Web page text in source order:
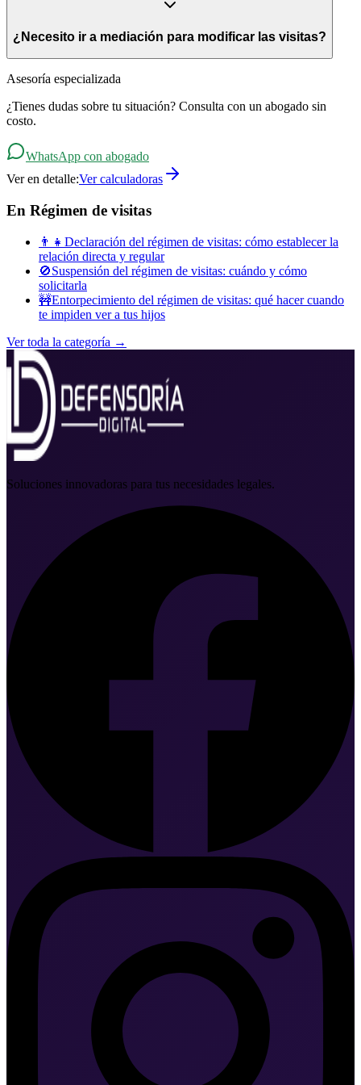
Si el régimen ya está modificado y existe incumplimiento, puedes
compensación de los días no cumplidos. También puedes solicitar la
suspensión o restricción de las visitas si el incumplimiento es
reiterado.
¿Necesito ir a mediación para modificar las visitas?
Sí, la mediación es una instancia previa y obligatoria para poder
mediación o una de las partes no participa, se emite un certificado de
mediación frustrada que te permite iniciar el proceso judicial.
Asesoría especializada
¿Tienes dudas sobre tu situación? Consulta con un abogado sin
costo.
WhatsApp con abogado
Ver en detalle:Ver calculadoras
En Régimen de visitas
👨‍👧 Declaración del régimen de visitas: cómo establecer la
relación directa y regular
🚫Suspensión del régimen de visitas: cuándo y cómo
solicitarla
🚧Entorpecimiento del régimen de visitas: qué hacer cuando
te impiden ver a tus hijos
Ver toda la categoría →
Soluciones innovadoras para tus necesidades legales.